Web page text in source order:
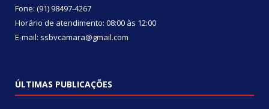
Fone: (91) 98497-4267
Horário de atendimento: 08:00 às 12:00
E-mail: ssbvcamara@gmail.com
ÚLTIMAS PUBLICAÇÕES